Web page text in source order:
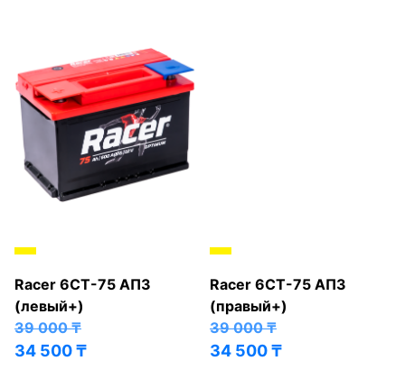
Racer 6СТ-75 АПЗ
(левый+)
39 000₸
34 500₸
Racer 6СТ-75 АПЗ
(правый+)
39 000₸
34 500₸